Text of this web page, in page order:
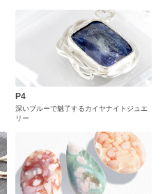
P4
深いブルーで魅了するカイヤナイトジュエ
リー